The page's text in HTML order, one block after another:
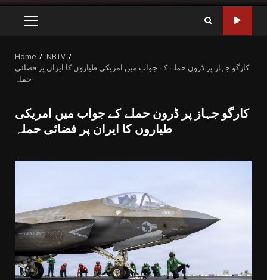
PRIMARY
Home
NBTV
کارگو جہاز پر ڈرون حملے کے جواب میں امریکی طیاروں کا ایران پر فضائی
حملہ
کارگو جہاز پر ڈرون حملے کے جواب میں امریکی
طیاروں کا ایران پر فضائی حملہ